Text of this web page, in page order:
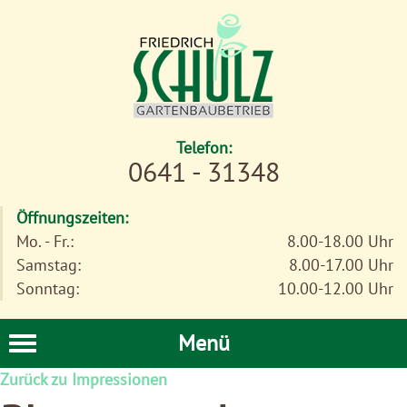
Telefon:
0641 - 31348
Öffnungszeiten:
Mo. - Fr.:
8.00-18.00 Uhr
Samstag:
8.00-17.00 Uhr
Sonntag:
10.00-12.00 Uhr
Menü
Zurück zu Impressionen